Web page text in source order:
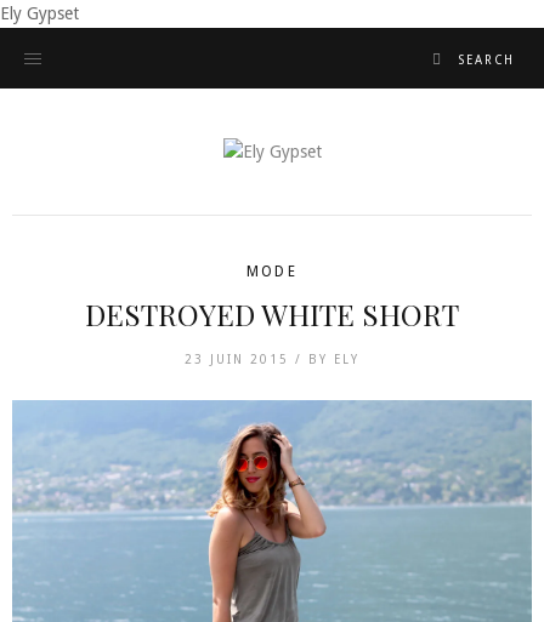
Ely Gypset
MODE
DESTROYED WHITE SHORT
23 JUIN 2015 / BY ELY